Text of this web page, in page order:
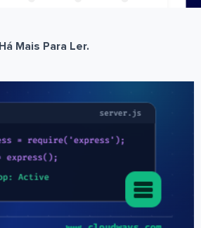
Há Mais Para Ler.